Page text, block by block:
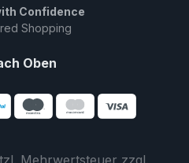
Confidence
Shopping
Oben